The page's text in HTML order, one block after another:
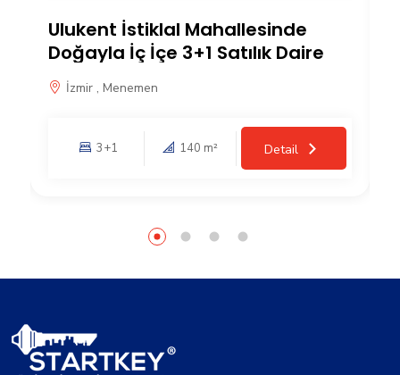
Ulukent İstiklal Mahallesinde
Doğayla İç İçe 3+1 Satılık Daire
İzmir , Menemen
3+1 140 m² Detail